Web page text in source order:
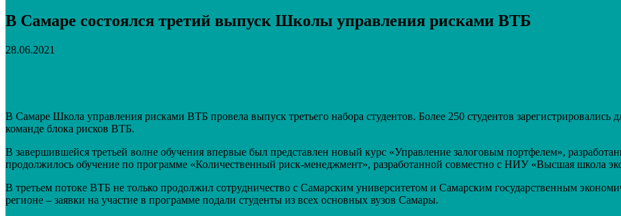
В Самаре состоялся третий выпуск Школы управления рисками ВТБ
28.06.2021
В Самаре Школа управления рисками ВТБ провела выпуск третьего набора студентов. Более 250 студентов
команде блока рисков ВТБ.
В завершившейся третьей волне обучения впервые был представлен новый курс «Управление залоговым портфелем»,
продолжилось обучение по программе «Количественный риск-менеджмент», разработанной совместно с НИУ «Высшая школа
В третьем потоке ВТБ не только продолжил сотрудничество с Самарским университетом и Самарским государственным
регионе – заявки на участие в программе подали студенты из всех основных вузов Самары.